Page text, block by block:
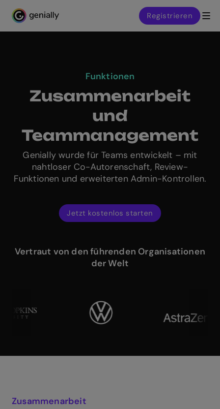
Genialy home page
Registrieren
Funktionen
Zusammenarbeit
und
Teammanagement
Genially wurde für Teams entwickelt – mit
nahtloser Co-Autorenschaft, Review-
Funktionen und erweiterten Admin-Kontrollen.
Jetzt kostenlos starten
Vertraut von den führenden Organisationen
der Welt
Zusammenarbeit